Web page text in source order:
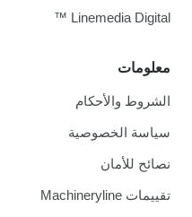
معلومات
الشروط والأحكام
سياسة الخصوصية
نصائح للأمان
تقييمات Machineryline
Linemedia Digital ™